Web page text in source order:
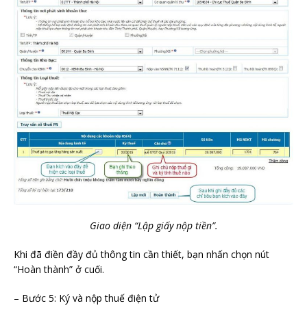
Giao diện “Lập giấy nộp tiền”.
Khi đã điền đầy đủ thông tin cần thiết, bạn nhấn chọn nút
“Hoàn thành” ở cuối.
– Bước 5: Ký và nộp thuế điện tử